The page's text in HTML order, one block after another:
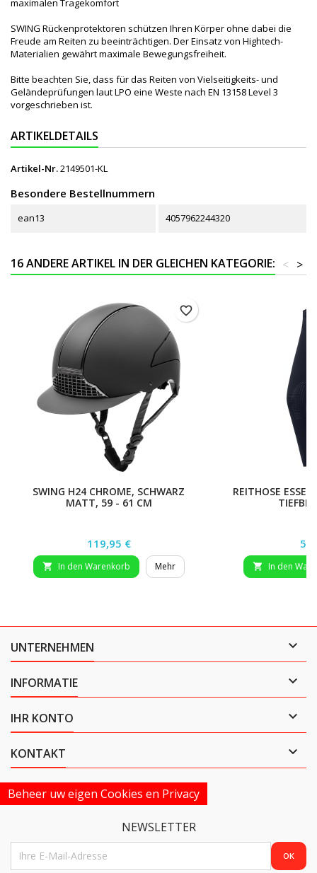
maximalen Tragekomfort
SWING Rückenprotektoren schützen Ihren Körper ohne dabei die
Freude am Reiten zu beeinträchtigen. Der Einsatz von Hightech-
Materialien gewährt maximale Bewegungsfreiheit.
Bitte beachten Sie, dass für das Reiten von Vielseitigkeits- und
Geländeprüfungen laut LPO eine Weste nach EN 13158 Level 3
vorgeschrieben ist.
ARTIKELDETAILS
Artikel-Nr.2149501-KL
Besondere Bestellnummern
ean13 4057962244320
16 ANDERE ARTIKEL IN DER GLEICHEN KATEGORIE: >
<
SWING H24 CHROME, SCHWARZ
MATT, 59 - 61 CM
Preis
119,95 €
 In den Warenkorb Mehr
favorite_border
REITHOSE
 In den
UNTERNEHMEN 
INFORMATIE 
IHR KONTO 
KONTAKT 
Beheer uw eigen Cookies en Privacy
NEWSLETTER